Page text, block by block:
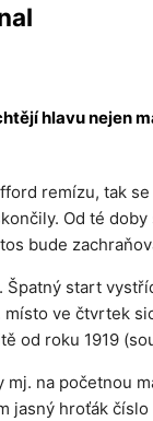
hlavu nejen
remízu, tak
Od té
bude
start
ve čtvrtek
od roku 1919
na početnou
jasný hroťák